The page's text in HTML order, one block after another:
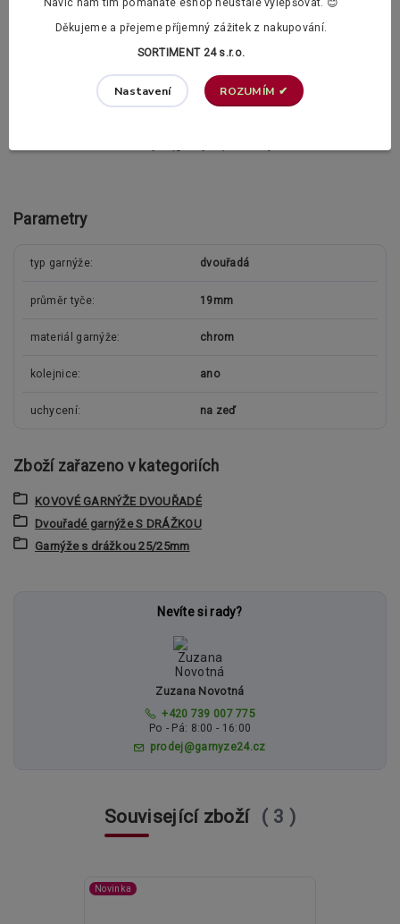
PVC žabka (bezbarvá)
PVC háček (bezbarvý)
Parametry
typ garnýže dvouřadá
průměr tyče 19mm
materiál garnýže chrom
kolejnice ano
uchycení na zeď
Zboží zařazeno v kategoriích
KOVOVÉ GARNÝŽE DVOUŘADÉ
Dvouřadé garnýže S DRÁŽKOU
Garnýže s drážkou 25/25mm
Nevíte si rady?
Zuzana Novotná
+420 739 007 775
Po - Pá: 8:00 - 16:00
prodej@garnyze24.cz
Související zboží 3
Novinka
Navíc nám tím pomáháte eshop neustále vylepšovat. 😊
Děkujeme a přejeme příjemný zážitek z nakupování.
SORTIMENT 24 s.r.o.
Nastavení ROZUMÍM ✔